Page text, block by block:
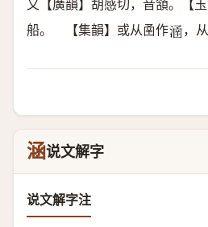
又【廣韻】胡感切，音頷。【
船。 【集韻】或从圅作𣹢 ，
涵说文解字
说文解字注